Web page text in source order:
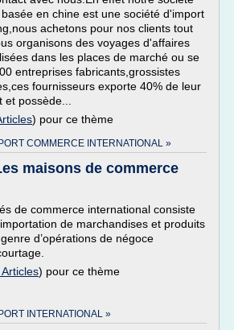
en chine est une société d'import
achetons pour nos clients tout
organisons des voyages d'affaires
dans les places de marché ou se
entreprises fabricants,grossistes
fournisseurs exporte 40% de leur
possède...
) pour ce thème
COMMERCE INTERNATIONAL »
maisons de commerce
de commerce international consiste
de marchandises et produits
d’opérations de négoce
) pour ce thème
INTERNATIONAL »